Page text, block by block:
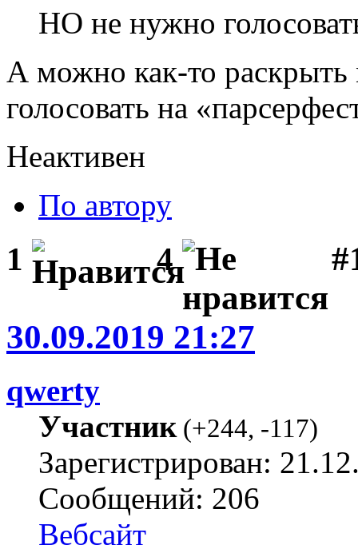
НО не нужно
А можно как-то
голосовать на
Неактивен
По автору
1 4
30.09.2019 21:27
qwerty
Участник(+244, -117)
Зарегистрирован:
Сообщений: 206
Вебсайт